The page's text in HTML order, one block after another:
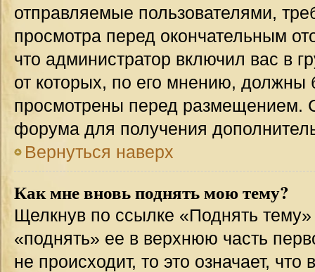
отправляемые пользователями,
просмотра перед окончательным
что администратор включил вас в
от которых, по его мнению, должны
просмотрены перед размещением.
форума для получения
Вернуться наверх
Как мне вновь поднять мою тему?
Щелкнув по ссылке «Поднять
«поднять» ее в верхнюю часть
не происходит, то это означает,